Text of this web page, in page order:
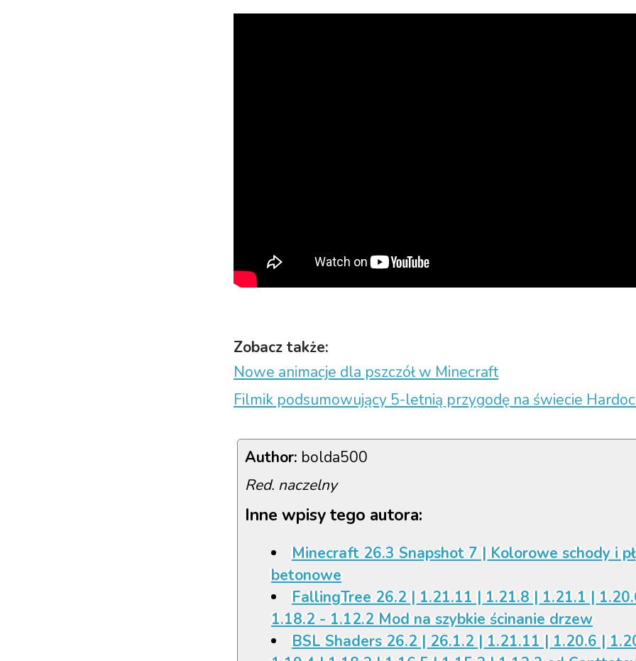
Zobacz także:
Nowe animacje dla pszczół w Minecraft
Filmik podsumowujący 5-letnią przygodę na świecie
Author: bolda500
Red. naczelny
Inne wpisy tego autora:
Minecraft 26.3 Snapshot 7 | Kolorowe schody i
betonowe
FallingTree 26.2 | 1.21.11 | 1.21.8 | 1.21.1 |
1.18.2 - 1.12.2 Mod na szybkie ścinanie drzew
BSL Shaders 26.2 | 26.1.2 | 1.21.11 | 1.20.6 |